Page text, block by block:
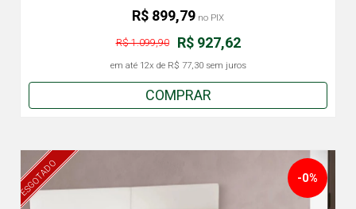
R$ 927,62
R$ 1.099,90
em até 12x de R$ 77,30sem juros
R$ 899,79 no PIX
COMPRAR
ESGOTADO -0%